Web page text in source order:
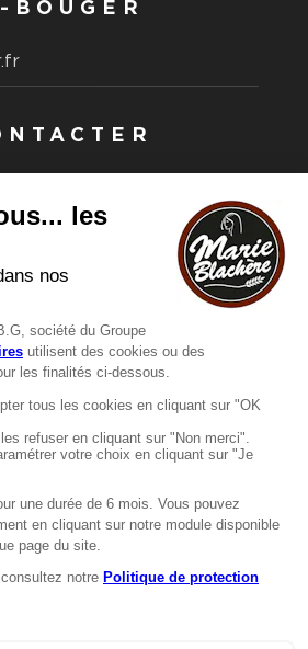
BOUGER
nous contacter ?
FAQ.
environnementales des